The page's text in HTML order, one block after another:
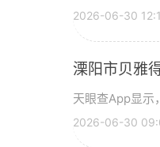
2026-06-30
溧阳市贝雅
天眼查App显示
2026-06-30